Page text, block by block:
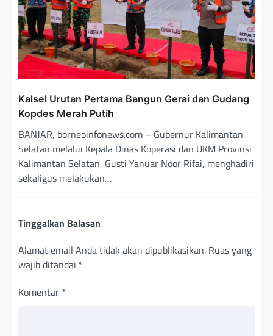
Kalsel Urutan Pertama Bangun Gerai dan Gudang
Kopdes Merah Putih
BANJAR, borneoinfonews.com – Gubernur Kalimantan
Selatan melalui Kepala Dinas Koperasi dan UKM Provinsi
Kalimantan Selatan, Gusti Yanuar Noor Rifai, menghadiri
sekaligus melakukan…
Tinggalkan Balasan
Alamat email Anda tidak akan dipublikasikan. Ruas yang
wajib ditandai *
Komentar *